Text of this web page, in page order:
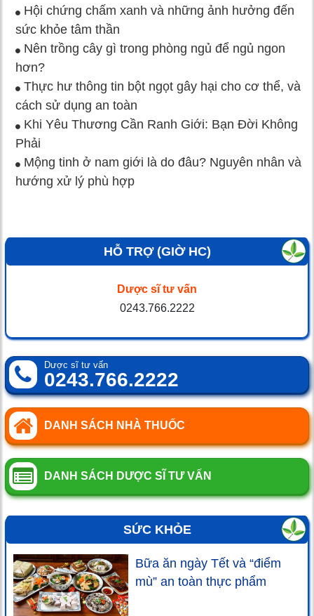
Hội chứng chấm xanh và những ảnh hưởng đến
sức khỏe tâm thần
Nên trồng cây gì trong phòng ngủ để ngủ ngon
hơn?
Thực hư thông tin bột ngọt gây hại cho cơ thể, và
cách sử dụng an toàn
Khi Yêu Thương Cần Ranh Giới: Bạn Đời Không
Phải
Mộng tinh ở nam giới là do đâu? Nguyên nhân và
hướng xử lý phù hợp
HỖ TRỢ (GIỜ HC)
Dược sĩ tư vấn
0243.766.2222
Dược sĩ tư vấn
0243.766.2222
DANH SÁCH NHÀ THUỐC
DANH SÁCH DƯỢC SĨ TƯ VẤN
SỨC KHỎE
Bữa ăn ngày Tết và “điểm
mù” an toàn thực phẩm